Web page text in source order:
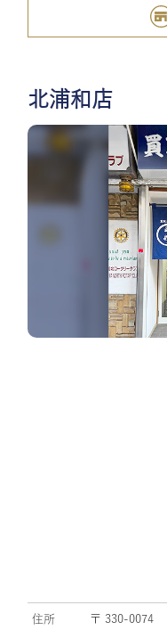
北浦和店
住所
〒 330-0074